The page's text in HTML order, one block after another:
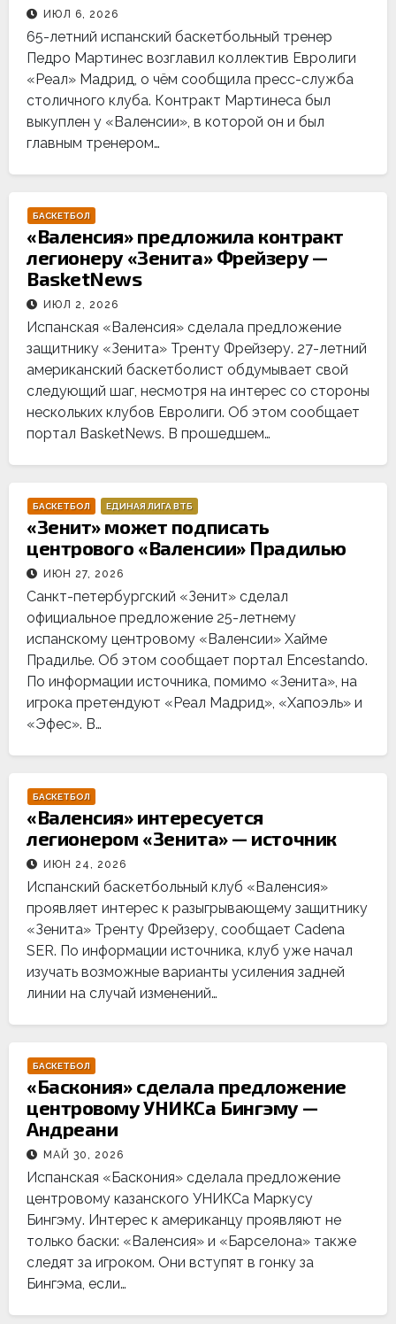
ИЮЛ 6, 2026
65-летний испанский баскетбольный тренер
Педро Мартинес возглавил коллектив Евролиги
«Реал» Мадрид, о чём сообщила пресс-служба
столичного клуба. Контракт Мартинеса был
выкуплен у «Валенсии», в которой он и был
главным тренером…
БАСКЕТБОЛ
«Валенсия» предложила контракт
легионеру «Зенита» Фрейзеру —
BasketNews
ИЮЛ 2, 2026
Испанская «Валенсия» сделала предложение
защитнику «Зенита» Тренту Фрейзеру. 27-летний
американский баскетболист обдумывает свой
следующий шаг, несмотря на интерес со стороны
нескольких клубов Евролиги. Об этом сообщает
портал BasketNews. В прошедшем…
БАСКЕТБОЛ ЕДИНАЯ ЛИГА ВТБ
«Зенит» может подписать
центрового «Валенсии» Прадилью
ИЮН 27, 2026
Санкт-петербургский «Зенит» сделал
официальное предложение 25-летнему
испанскому центровому «Валенсии» Хайме
Прадилье. Об этом сообщает портал Encestando.
По информации источника, помимо «Зенита», на
игрока претендуют «Реал Мадрид», «Хапоэль» и
«Эфес». В…
БАСКЕТБОЛ
«Валенсия» интересуется
легионером «Зенита» — источник
ИЮН 24, 2026
Испанский баскетбольный клуб «Валенсия»
проявляет интерес к разыгрывающему защитнику
«Зенита» Тренту Фрейзеру, сообщает Cadena
SER. По информации источника, клуб уже начал
изучать возможные варианты усиления задней
линии на случай изменений…
БАСКЕТБОЛ
«Баскония» сделала предложение
центровому УНИКСа Бингэму —
Андреани
МАЙ 30, 2026
Испанская «Баскония» сделала предложение
центровому казанского УНИКСа Маркусу
Бингэму. Интерес к американцу проявляют не
только баски: «Валенсия» и «Барселона» также
следят за игроком. Они вступят в гонку за
Бингэма, если…